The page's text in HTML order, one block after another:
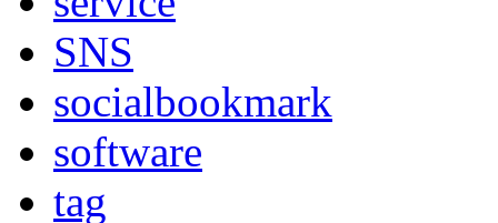
SNS
socialbookmark
software
tag